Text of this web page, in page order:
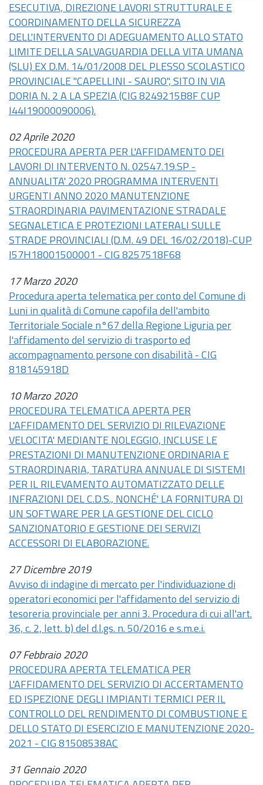
ESECUTIVA, DIREZIONE LAVORI STRUTTURALE E
COORDINAMENTO DELLA SICUREZZA
DELL'INTERVENTO DI ADEGUAMENTO ALLO STATO
LIMITE DELLA SALVAGUARDIA DELLA VITA UMANA
(SLU) EX D.M. 14/01/2008 DEL PLESSO SCOLASTICO
PROVINCIALE "CAPELLINI - SAURO", SITO IN VIA
DORIA N. 2 A LA SPEZIA (CIG 8249215B8F CUP
I44I19000090006).
02 Aprile 2020
PROCEDURA APERTA PER L'AFFIDAMENTO DEI
LAVORI DI INTERVENTO N. 02547.19.SP -
ANNUALITA' 2020 PROGRAMMA INTERVENTI
URGENTI ANNO 2020 MANUTENZIONE
STRAORDINARIA PAVIMENTAZIONE STRADALE
SEGNALETICA E PROTEZIONI LATERALI SULLE
STRADE PROVINCIALI (D.M. 49 DEL 16/02/2018)-CUP
I57H18001500001 - CIG 8257518F68
17 Marzo 2020
Procedura aperta telematica per conto del Comune di
Luni in qualità di Comune capofila dell'ambito
Territoriale Sociale n°67 della Regione Liguria per
l'affidamento del servizio di trasporto ed
accompagnamento persone con disabilità - CIG
818145918D
10 Marzo 2020
PROCEDURA TELEMATICA APERTA PER
L'AFFIDAMENTO DEL SERVIZIO DI RILEVAZIONE
VELOCITA' MEDIANTE NOLEGGIO, INCLUSE LE
PRESTAZIONI DI MANUTENZIONE ORDINARIA E
STRAORDINARIA, TARATURA ANNUALE DI SISTEMI
PER IL RILEVAMENTO AUTOMATIZZATO DELLE
INFRAZIONI DEL C.D.S., NONCHÉ' LA FORNITURA DI
UN SOFTWARE PER LA GESTIONE DEL CICLO
SANZIONATORIO E GESTIONE DEI SERVIZI
ACCESSORI DI ELABORAZIONE.
27 Dicembre 2019
Avviso di indagine di mercato per l'individuazione di
operatori economici per l'affidamento del servizio di
tesoreria provinciale per anni 3. Procedura di cui all'art.
36, c. 2, lett. b) del d.l.gs. n. 50/2016 e s.m.e.i.
07 Febbraio 2020
PROCEDURA APERTA TELEMATICA PER
L'AFFIDAMENTO DEL SERVIZIO DI ACCERTAMENTO
ED ISPEZIONE DEGLI IMPIANTI TERMICI PER IL
CONTROLLO DEL RENDIMENTO DI COMBUSTIONE E
DELLO STATO DI ESERCIZIO E MANUTENZIONE 2020-
2021 - CIG 81508538AC
31 Gennaio 2020